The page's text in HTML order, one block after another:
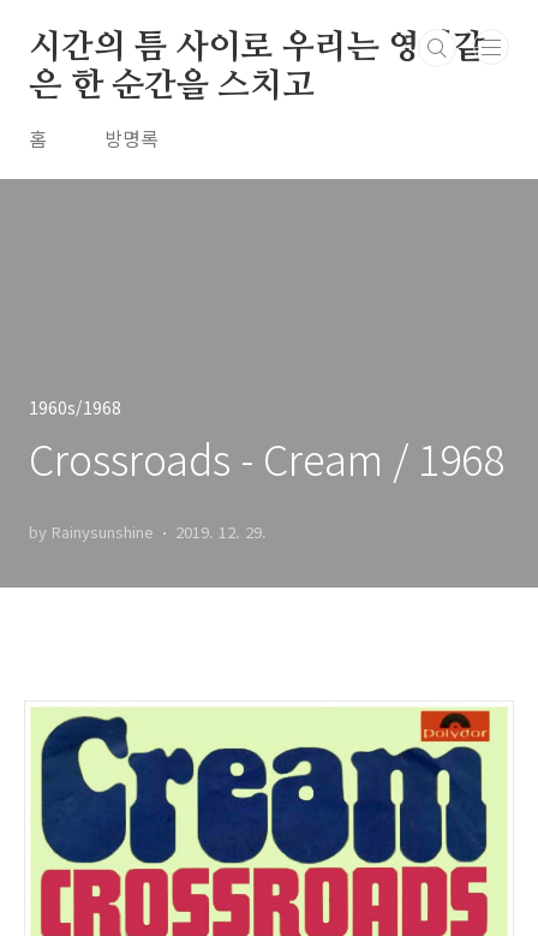
시간의 틈 사이로 우리는 영원같
은 한 순간을 스치고
홈 방명록
1960s/1968
Crossroads - Cream / 1968
by Rainysunshine 2019. 12. 29.